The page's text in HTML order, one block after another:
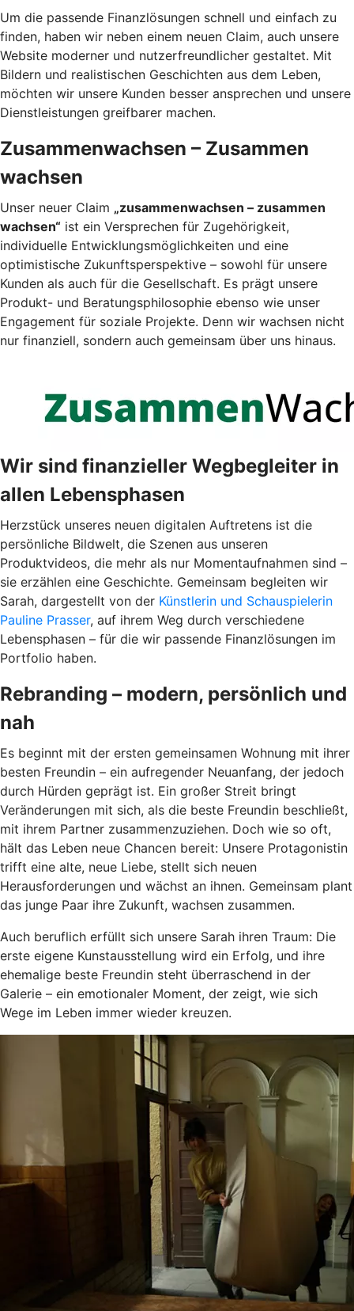
Um die passende Finanzlösungen schnell und einfach zu
finden, haben wir neben einem neuen Claim, auch unsere
Website moderner und nutzerfreundlicher gestaltet. Mit
Bildern und realistischen Geschichten aus dem Leben,
möchten wir unsere Kunden besser ansprechen und unsere
Dienstleistungen greifbarer machen.
Zusammenwachsen – Zusammen
wachsen
Unser neuer Claim „zusammenwachsen – zusammen
wachsen“ ist ein Versprechen für Zugehörigkeit,
individuelle Entwicklungsmöglichkeiten und eine
optimistische Zukunftsperspektive – sowohl für unsere
Kunden als auch für die Gesellschaft. Es prägt unsere
Produkt- und Beratungsphilosophie ebenso wie unser
Engagement für soziale Projekte. Denn wir wachsen nicht
nur finanziell, sondern auch gemeinsam über uns hinaus.
Wir sind finanzieller Wegbegleiter in
allen Lebensphasen
Herzstück unseres neuen digitalen Auftretens ist die
persönliche Bildwelt, die Szenen aus unseren
Produktvideos, die mehr als nur Momentaufnahmen sind –
sie erzählen eine Geschichte. Gemeinsam begleiten wir
Sarah, dargestellt von der Künstlerin und Schauspielerin
Pauline Prasser, auf ihrem Weg durch verschiedene
Lebensphasen – für die wir passende Finanzlösungen im
Portfolio haben.
Rebranding – modern, persönlich und
nah
Es beginnt mit der ersten gemeinsamen Wohnung mit ihrer
besten Freundin – ein aufregender Neuanfang, der jedoch
durch Hürden geprägt ist. Ein großer Streit bringt
Veränderungen mit sich, als die beste Freundin beschließt,
mit ihrem Partner zusammenzuziehen. Doch wie so oft,
hält das Leben neue Chancen bereit: Unsere Protagonistin
trifft eine alte, neue Liebe, stellt sich neuen
Herausforderungen und wächst an ihnen. Gemeinsam plant
das junge Paar ihre Zukunft, wachsen zusammen.
Auch beruflich erfüllt sich unsere Sarah ihren Traum: Die
erste eigene Kunstausstellung wird ein Erfolg, und ihre
ehemalige beste Freundin steht überraschend in der
Galerie – ein emotionaler Moment, der zeigt, wie sich
Wege im Leben immer wieder kreuzen.